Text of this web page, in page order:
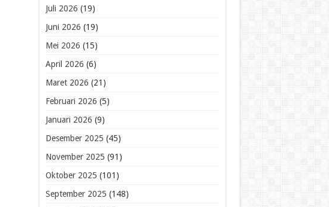
Juli 2026 (19)
Juni 2026 (19)
Mei 2026 (15)
April 2026 (6)
Maret 2026 (21)
Februari 2026 (5)
Januari 2026 (9)
Desember 2025 (45)
November 2025 (91)
Oktober 2025 (101)
September 2025 (148)